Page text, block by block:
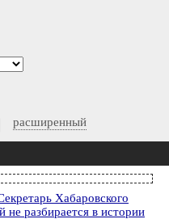
расширенный
Хабаровского
не разбирается в истории